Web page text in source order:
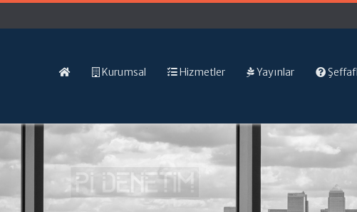
Kurumsal Hizmetler Yayınlar